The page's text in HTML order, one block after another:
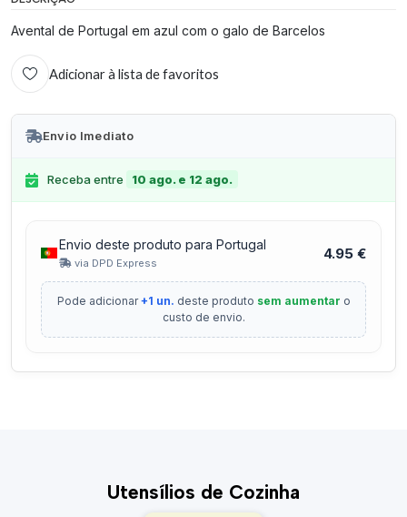
Avental de Portugal em azul com o galo de Barcelos
Adicionar à lista de favoritos
Envio Imediato
Receba entre 10 ago. e 12 ago.
Envio deste produto para Portugal
via DPD Express
4.95 €
Pode adicionar+1 un. deste produto sem aumentar o
custo de envio.
Utensílios de Cozinha